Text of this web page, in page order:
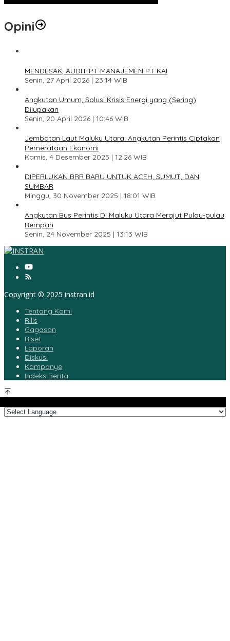
Opini
MENDESAK, AUDIT PT MANAJEMEN PT KAI
Senin, 27 April 2026 | 23:14 WIB
Angkutan Umum, Solusi Krisis Energi yang (Sering)
Dilupakan
Senin, 20 April 2026 | 10:46 WIB
Jembatan Laut Maluku Utara: Angkutan Perintis Ciptakan
Pemerataan Ekonomi
Kamis, 4 Desember 2025 | 12:26 WIB
DIPERLUKAN BRR BARU UNTUK ACEH, SUMUT, DAN
SUMBAR
Minggu, 30 November 2025 | 18:01 WIB
Angkutan Bus Perintis Di Maluku Utara Merajut Pulau-pulau
Rempah
Senin, 24 November 2025 | 13:13 WIB
Copyright © 2025 instran.id
Tentang Kami
Rilis
Gagasan
Riset
Laporan
Diskusi
Kampanye
Indeks Berita